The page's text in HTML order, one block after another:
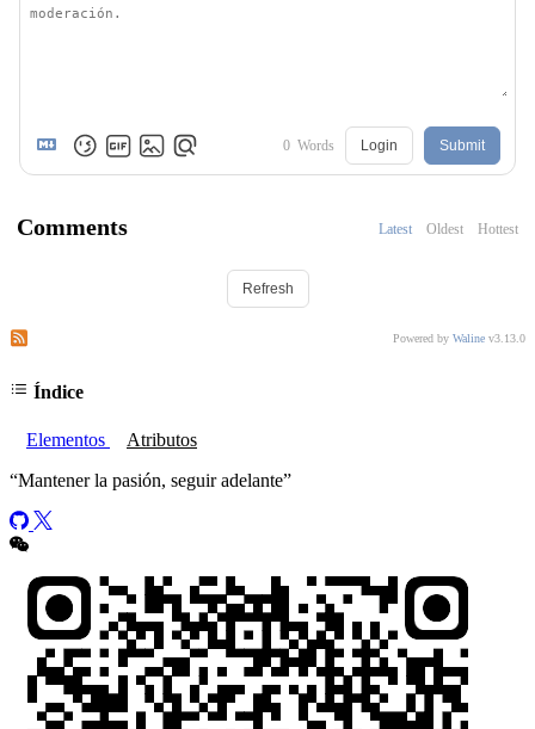
0 Words Login Submit
Comments Latest Oldest Hottest
Refresh
Powered by Waline v3.13.0
Índice
Elementos
Atributos
“Mantener la pasión, seguir adelante”